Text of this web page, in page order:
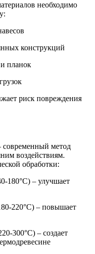
необходимо
конструкций
планок
риск повреждения
современный метод
воздействиям.
обработки:
180°C) – улучшает
220°C) – повышает
300°C) – создает